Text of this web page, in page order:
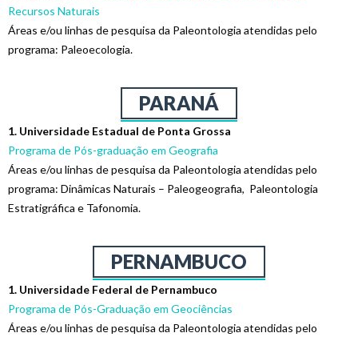
Recursos Naturais
Áreas e/ou linhas de pesquisa da Paleontologia atendidas pelo
programa: Paleoecologia.
PARANÁ
1. Universidade Estadual de Ponta Grossa
Programa de Pós-graduação em Geografia
Áreas e/ou linhas de pesquisa da Paleontologia atendidas pelo
programa: Dinâmicas Naturais – Paleogeografia, Paleontologia
Estratigráfica e Tafonomia.
PERNAMBUCO
1. Universidade Federal de Pernambuco
Programa de Pós-Graduação em Geociências
Áreas e/ou linhas de pesquisa da Paleontologia atendidas pelo